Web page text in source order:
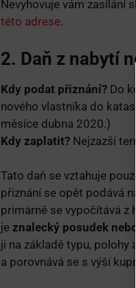
Nevyhovuje vám zasílání
této adrese.
2. Daň z nabytí
Kdy podat přiznání? Do
nového vlastníka do
měsíce dubna 2020.)
Kdy zaplatit? Nejzazší
Tato daň se vztahuje
přiznání se opět podává
primárně se vypočítává
jeznalecký posudek
ji na základě typu,
a porovnává se s výší